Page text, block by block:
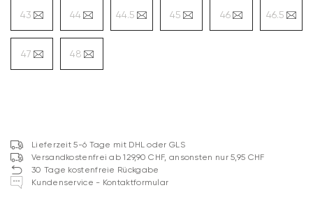
43 44 44.5 45 46 46.5
47 48
Lieferzeit 5-6 Tage mit DHL oder GLS
Versandkostenfrei ab 129,90 CHF, ansonsten nur 5,95 CHF
30 Tage kostenfreie Rückgabe
Kundenservice - Kontaktformular